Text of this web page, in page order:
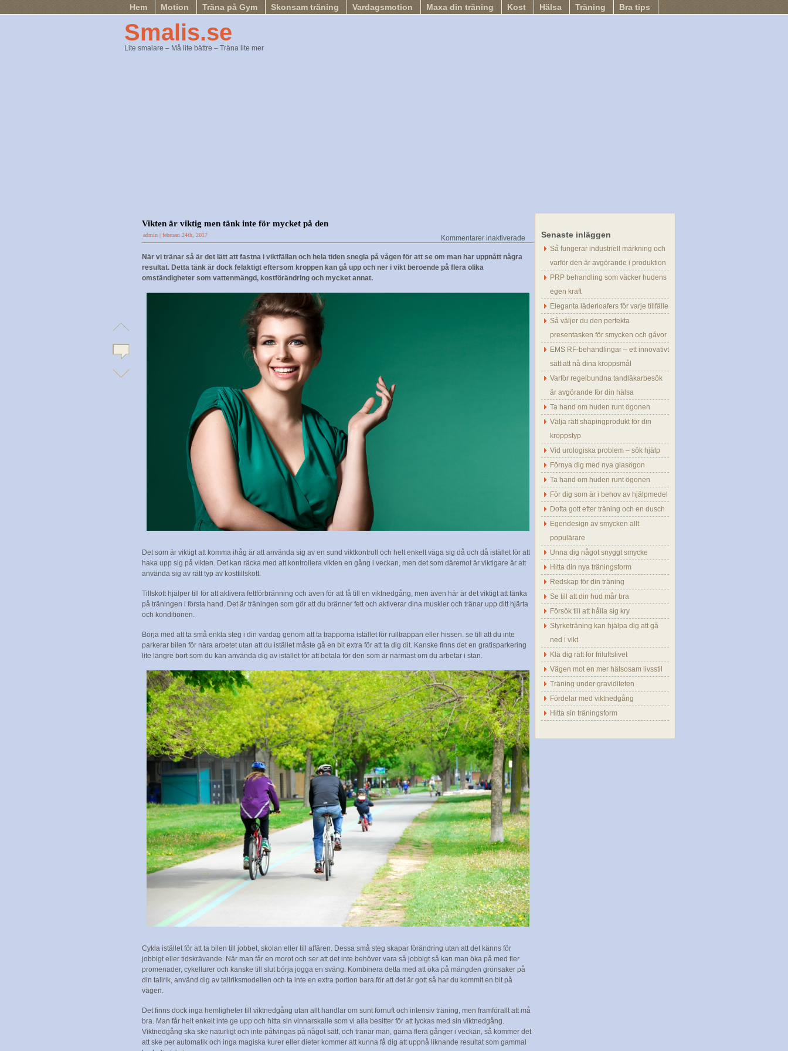
Hem Motion Träna på Gym Skonsam träning Vardagsmotion Maxa din träning Kost Hälsa Träning Bra tips
Smalis.se
Lite smalare – Må lite bättre – Träna lite mer
Vikten är viktig men tänk inte för mycket på den
admin | februari 24th, 2017 Kommentarer inaktiverade
Vikten
för
mycket
När vi tränar så är det lätt att fastna i viktfällan och hela tiden snegla på vågen för att se om man har uppnått några
resultat. Detta tänk är dock felaktigt eftersom kroppen kan gå upp och ner i vikt beroende på flera olika
omständigheter som vattenmängd, kostförändring och mycket annat.
Det som är viktigt att komma ihåg är att använda sig av en sund viktkontroll och helt enkelt väga sig då och då istället för att
haka upp sig på vikten. Det kan räcka med att kontrollera vikten en gång i veckan, men det som däremot är viktigare är att
använda sig av rätt typ av kosttillskott.
Tillskott hjälper till för att aktivera fettförbränning och även för att få till en viktnedgång, men även här är det viktigt att tänka
på träningen i första hand. Det är träningen som gör att du bränner fett och aktiverar dina muskler och tränar upp ditt hjärta
och konditionen.
Börja med att ta små enkla steg i din vardag genom att ta trapporna istället för rulltrappan eller hissen. se till att du inte
parkerar bilen för nära arbetet utan att du istället måste gå en bit extra för att ta dig dit. Kanske finns det en gratisparkering
lite längre bort som du kan använda dig av istället för att betala för den som är närmast om du arbetar i stan.
Cykla istället för att ta bilen till jobbet, skolan eller till affären. Dessa små steg skapar förändring utan att det känns för
jobbigt eller tidskrävande. När man får en morot och ser att det inte behöver vara så jobbigt så kan man öka på med fler
promenader, cykelturer och kanske till slut börja jogga en sväng. Kombinera detta med att öka på mängden grönsaker på
din tallrik, använd dig av tallriksmodellen och ta inte en extra portion bara för att det är gott så har du kommit en bit på
vägen.
Det finns dock inga hemligheter till viktnedgång utan allt handlar om sunt förnuft och intensiv träning, men framförallt att må
bra. Man får helt enkelt inte ge upp och hitta sin vinnarskalle som vi alla besitter för att lyckas med sin viktnedgång.
Viktnedgång ska ske naturligt och inte påtvingas på något sätt, och tränar man, gärna flera gånger i veckan, så kommer det
att ske per automatik och inga magiska kurer eller dieter kommer att kunna få dig att uppnå liknande resultat som gammal
Senaste inläggen
Så fungerar industriell märkning och
varför den är avgörande i produktion
PRP behandling som väcker hudens
egen kraft
Eleganta läderloafers för varje tillfälle
Så väljer du den perfekta
presentasken för smycken och gåvor
EMS RF-behandlingar – ett innovativt
sätt att nå dina kroppsmål
Varför regelbundna tandläkarbesök
är avgörande för din hälsa
Ta hand om huden runt ögonen
Välja rätt shapingprodukt för din
kroppstyp
Vid urologiska problem – sök hjälp
Förnya dig med nya glasögon
Ta hand om huden runt ögonen
För dig som är i behov av hjälpmedel
Dofta gott efter träning och en dusch
Egendesign av smycken allt
populärare
Unna dig något snyggt smycke
Hitta din nya träningsform
Redskap för din träning
Se till att din hud mår bra
Försök till att hålla sig kry
Styrketräning kan hjälpa dig att gå
ned i vikt
Klä dig rätt för friluftslivet
Vägen mot en mer hälsosam livsstil
Träning under graviditeten
Fördelar med viktnedgång
Hitta sin träningsform